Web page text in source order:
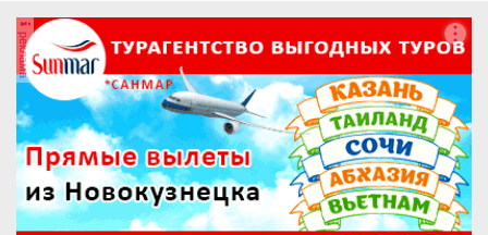
реклама